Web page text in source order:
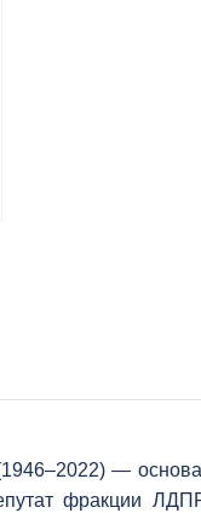
—
фракции